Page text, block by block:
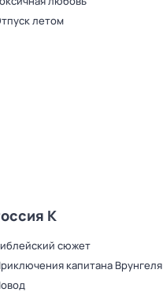
летом
К
сюжет
капитана Врунгеля